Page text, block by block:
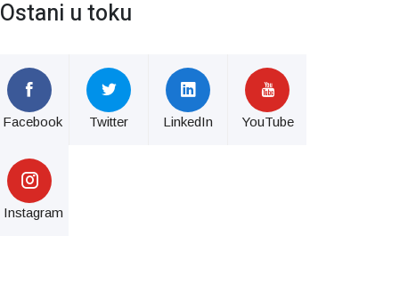
Ostani u toku
Facebook Twitter LinkedIn YouTube
Instagram